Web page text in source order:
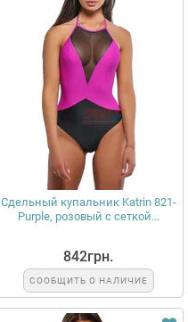
Сдельный купальник Katrin 821-
Purple, розовый с сеткой...
842грн.
СООБЩИТЬ О НАЛИЧИЕ